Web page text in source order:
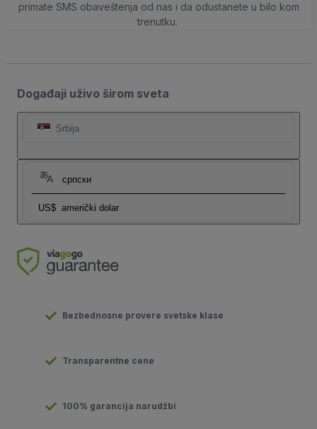
primate SMS obaveštenja od nas i da odustanete u bilo kom
trenutku.
Događaji uživo širom sveta
Srbija
српски
US$ američki dolar
Bezbednosne provere svetske klase
Transparentne cene
100% garancija narudžbi